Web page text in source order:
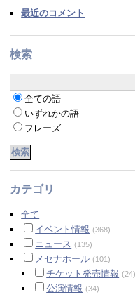
最近のコメント
検索
全ての語
いずれかの語
フレーズ
カテゴリ
全て
イベント情報 (368)
ニュース (135)
メセナホール (101)
チケット発売情報 (24)
公演情報 (34)